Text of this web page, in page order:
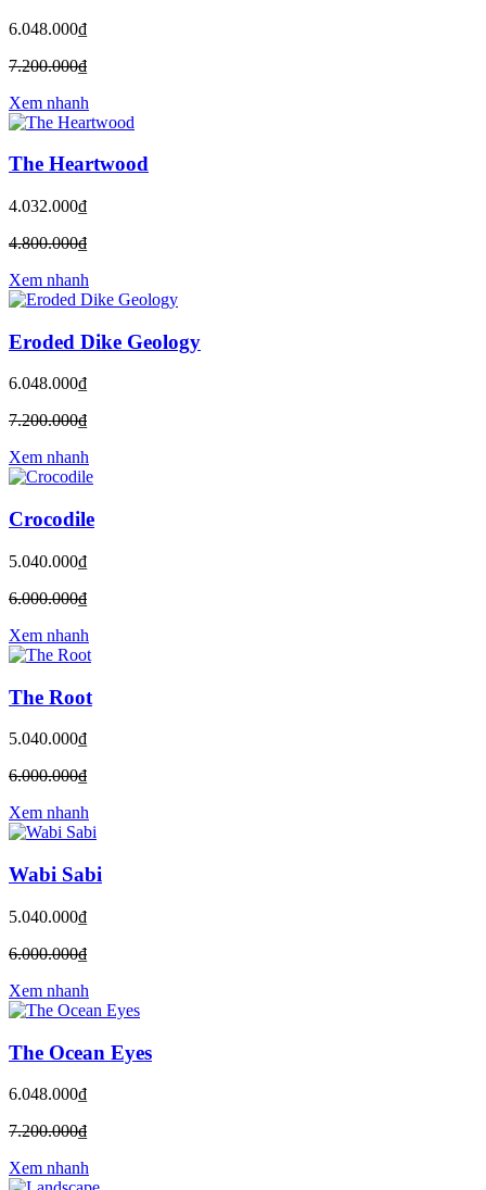
6.048.000₫
7.200.000₫
Xem nhanh
The Heartwood
4.032.000₫
4.800.000₫
Xem nhanh
Eroded Dike Geology
6.048.000₫
7.200.000₫
Xem nhanh
Crocodile
5.040.000₫
6.000.000₫
Xem nhanh
The Root
5.040.000₫
6.000.000₫
Xem nhanh
Wabi Sabi
5.040.000₫
6.000.000₫
Xem nhanh
The Ocean Eyes
6.048.000₫
7.200.000₫
Xem nhanh